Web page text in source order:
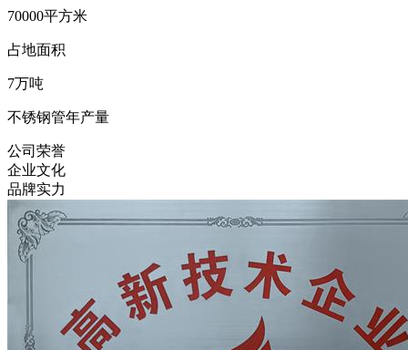
70000平方米
占地面积
7万吨
不锈钢管年产量
公司荣誉
企业文化
品牌实力